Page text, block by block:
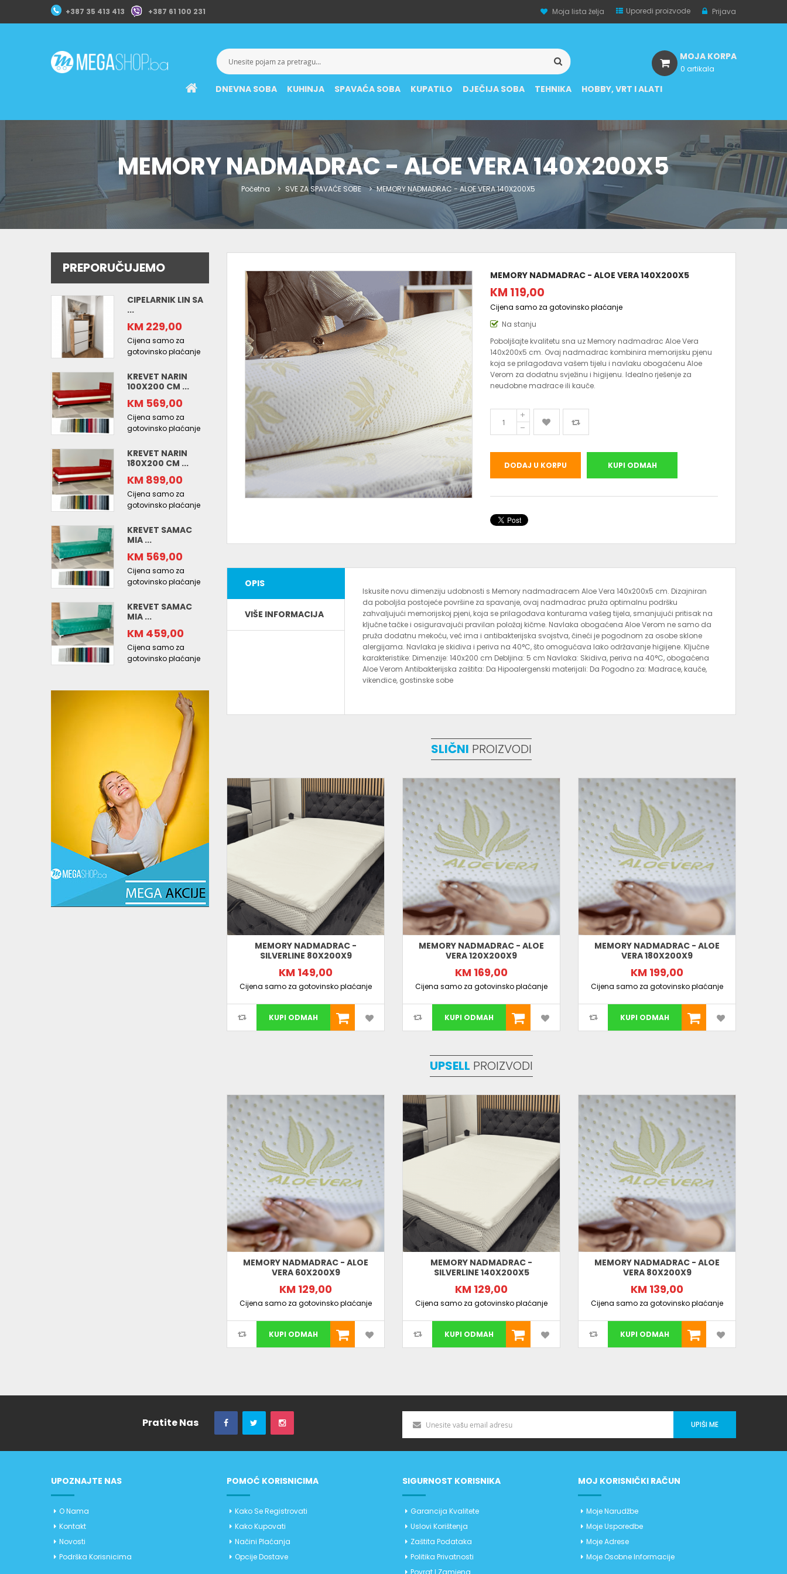
+387 35 413 413 +387 61 100 231 Moja lista želja Uporedi proizvode Prijava
DNEVNA SOBA KUHINJA SPAVAĆA SOBA KUPATILO DJEČIJA SOBA TEHNIKA HOBBY, VRT I ALATI
MOJA KORPA
0 artikala
MEMORY NADMADRAC - ALOE VERA 140X200X5
Početna SVE ZA SPAVAĆE SOBE MEMORY NADMADRAC - ALOE VERA 140X200X5
MEMORY NADMADRAC - ALOE VERA 140X200X5
KM 119,00
Cijena samo za gotovinsko plaćanje
Na stanju
Poboljšajte kvalitetu sna uz Memory nadmadrac Aloe Vera
140x200x5 cm. Ovaj nadmadrac kombinira memorijsku pjenu
koja se prilagođava vašem tijelu i navlaku obogaćenu Aloe
Verom za dodatnu svježinu i higijenu. Idealno rješenje za
neudobne madrace ili kauče.
DODAJ U KORPU KUPI ODMAH
OPIS
VIŠE INFORMACIJA
Iskusite novu dimenziju udobnosti s Memory nadmadracem Aloe Vera 140x200x5 cm. Dizajniran
da poboljša postojeće površine za spavanje, ovaj nadmadrac pruža optimalnu podršku
zahvaljujući memorijskoj pjeni, koja se prilagođava konturama vašeg tijela, smanjujući pritisak na
ključne tačke i osiguravajući pravilan položaj kičme. Navlaka obogaćena Aloe Verom ne samo da
pruža dodatnu mekoću, već ima i antibakterijska svojstva, čineći je pogodnom za osobe sklone
alergijama. Navlaka je skidiva i periva na 40°C, što omogućava lako održavanje higijene. Ključne
karakteristike: Dimenzije: 140x200 cm Debljina: 5 cm Navlaka: Skidiva, periva na 40°C, obogaćena
Aloe Verom Antibakterijska zaštita: Da Hipoalergenski materijali: Da Pogodno za: Madrace, kauče,
vikendice, gostinske sobe
SLIČNI PROIZVODI
MEMORY NADMADRAC -
SILVERLINE 80X200X9
KM 149,00
Cijena samo za gotovinsko plaćanje
KUPI ODMAH
MEMORY NADMADRAC - ALOE
VERA 120X200X9
KM 169,00
Cijena samo za gotovinsko plaćanje
KUPI ODMAH
MEMORY NADMADRAC - ALOE
VERA 180X200X9
KM 199,00
Cijena samo za gotovinsko plaćanje
KUPI ODMAH
UPSELL PROIZVODI
MEMORY NADMADRAC - ALOE
VERA 60X200X9
KM 129,00
Cijena samo za gotovinsko plaćanje
KUPI ODMAH
MEMORY NADMADRAC -
SILVERLINE 140X200X5
KM 129,00
Cijena samo za gotovinsko plaćanje
KUPI ODMAH
MEMORY NADMADRAC - ALOE
VERA 80X200X9
KM 139,00
Cijena samo za gotovinsko plaćanje
KUPI ODMAH
PREPORUČUJEMO
CIPELARNIK LIN SA
...
KM 229,00
Cijena samo za
gotovinsko plaćanje
KREVET NARIN
100X200 CM ...
KM 569,00
Cijena samo za
gotovinsko plaćanje
KREVET NARIN
180X200 CM ...
KM 899,00
Cijena samo za
gotovinsko plaćanje
KREVET SAMAC
MIA ...
KM 569,00
Cijena samo za
gotovinsko plaćanje
KREVET SAMAC
MIA ...
KM 459,00
Cijena samo za
gotovinsko plaćanje
Pratite Nas UPIŠI ME
UPOZNAJTE NAS
O Nama
Kontakt
Novosti
Podrška Korisnicima
POMOĆ KORISNICIMA
Kako Se Registrovati
Kako Kupovati
Načini Plaćanja
Opcije Dostave
SIGURNOST KORISNIKA
Garancija Kvalitete
Uslovi Korištenja
Zaštita Podataka
Politika Privatnosti
Povrat I Zamjena
MOJ KORISNIČKI RAČUN
Moje Narudžbe
Moje Usporedbe
Moje Adrese
Moje Osobne Informacije